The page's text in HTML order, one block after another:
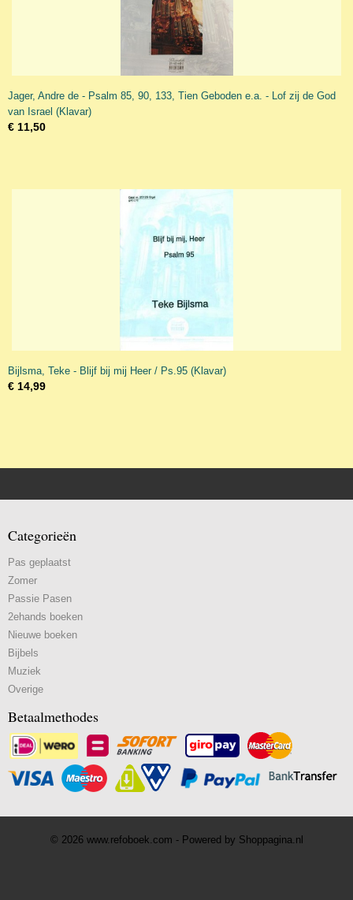
Jager, Andre de - Psalm 85, 90, 133, Tien Geboden e.a. - Lof zij de God
van Israel (Klavar)
€ 11,50
Bijlsma, Teke - Blijf bij mij Heer / Ps.95 (Klavar)
€ 14,99
Categorieën
Pas geplaatst
Zomer
Passie Pasen
2ehands boeken
Nieuwe boeken
Bijbels
Muziek
Overige
Betaalmethodes
© 2026 www.refoboek.com - Powered by Shoppagina.nl